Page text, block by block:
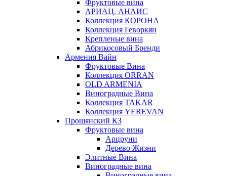
Фруктовые вина
АРИАЦ. АНАИС
Коллекция КОРОНА
Коллекция Геворкян
Крепленые вина
Абрикосовый Бренди
Армения Вайн
Фруктовые Вина
Коллекция ORRAN
OLD ARMENIA
Виноградные Вина
Коллекция TAKAR
Коллекция YEREVAN
Прошянский КЗ
Фруктовые вина
Арцруни
Дерево Жизни
Элитные Вина
Виноградные вина